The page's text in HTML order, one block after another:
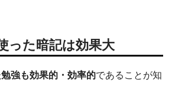
った暗記は効果大
強も効果的・効率的であることが知